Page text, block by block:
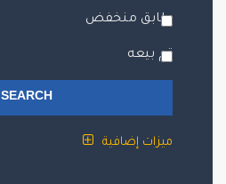
طابق منخفض
تم بيعه
SEARCH
ميزات إضافية